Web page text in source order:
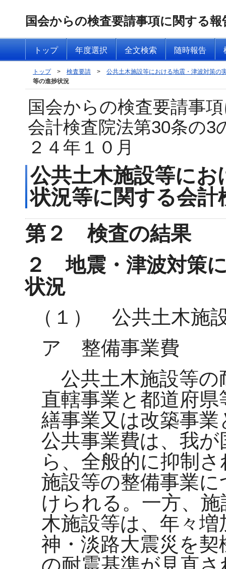
国会からの検査要請事項に関する
トップ 年度選択 全文検索 随時報告
トップ > 検査要請 >
公共土木施設等における地震・津波対策の
等の進捗状況
国会からの検査要請事
会計検査院法第30条の3
２４年１０月
公共土木施設等に
状況等に関する会
第２ 検査の結果
２ 地震・津波対策
状況
（１） 公共土木施
ア 整備事業費
公共土木施設等の
直轄事業と都道府
繕事業又は改築事
公共事業費は、我
ら、全般的に抑制
施設等の整備事業
けられる。一方、
木施設等は、年々
神・淡路大震災を
の耐震基準が見直